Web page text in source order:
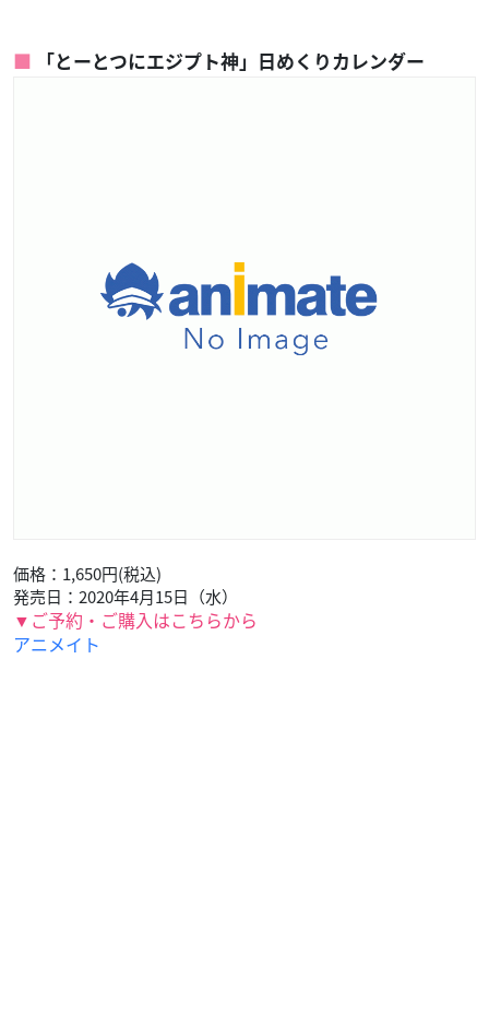
「とーとつにエジプト神」日めくりカレンダー
価格：1,650円(税込)
発売日：2020年4月15日（水）
▼ご予約・ご購入はこちらから
アニメイト